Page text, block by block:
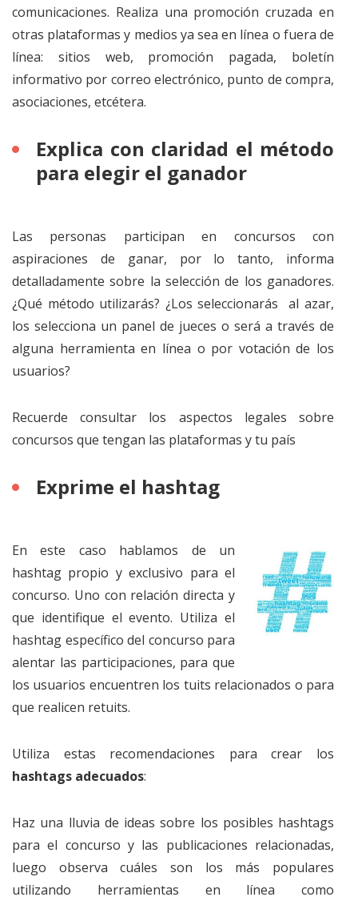
comunicaciones. Realiza una promoción cruzada en
otras plataformas y medios ya sea en línea o fuera de
línea: sitios web, promoción pagada, boletín
informativo por correo electrónico, punto de compra,
asociaciones, etcétera.
Explica con claridad el método
para elegir el ganador
Las personas participan en concursos con
aspiraciones de ganar, por lo tanto, informa
detalladamente sobre la selección de los ganadores.
¿Qué método utilizarás? ¿Los seleccionarás al azar,
los selecciona un panel de jueces o será a través de
alguna herramienta en línea o por votación de los
usuarios?
Recuerde consultar los aspectos legales sobre
concursos que tengan las plataformas y tu país
Exprime el hashtag
En este caso hablamos de un
hashtag propio y exclusivo para el
concurso. Uno con relación directa y
que identifique el evento. Utiliza el
hashtag específico del concurso para
alentar las participaciones, para que
los usuarios encuentren los tuits relacionados o para
que realicen retuits.
Utiliza estas recomendaciones para crear los
hashtags adecuados:
Haz una lluvia de ideas sobre los posibles hashtags
para el concurso y las publicaciones relacionadas,
luego observa cuáles son los más populares
utilizando herramientas en línea como